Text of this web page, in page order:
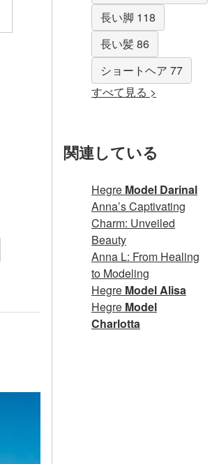
長い脚 118
長い髪 86
ショートヘア 77
すべて見る >
関連している
Hegre Model Darinal
Anna’s Captivating
Charm: Unveiled
Beauty
Anna L: From Healing
to Modeling
Hegre Model Alisa
Hegre Model
Charlotta